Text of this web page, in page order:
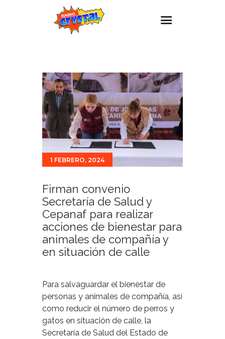
Estaciones
Eventos
Promociones
Noticias
Contacto
1 FEBRERO, 2024
Firman convenio
Secretaría de Salud y
Cepanaf para realizar
acciones de bienestar para
animales de compañía y
en situación de calle
Para salvaguardar el bienestar de
personas y animales de compañía, así
como reducir el número de perros y
gatos en situación de calle, la
Secretaría de Salud del Estado de